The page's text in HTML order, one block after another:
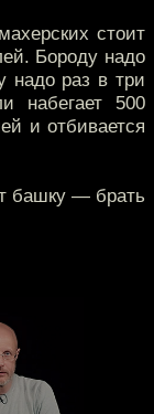
стоит
Бороду надо
надо раз в три
набегает 500
и отбивается
башку — брать